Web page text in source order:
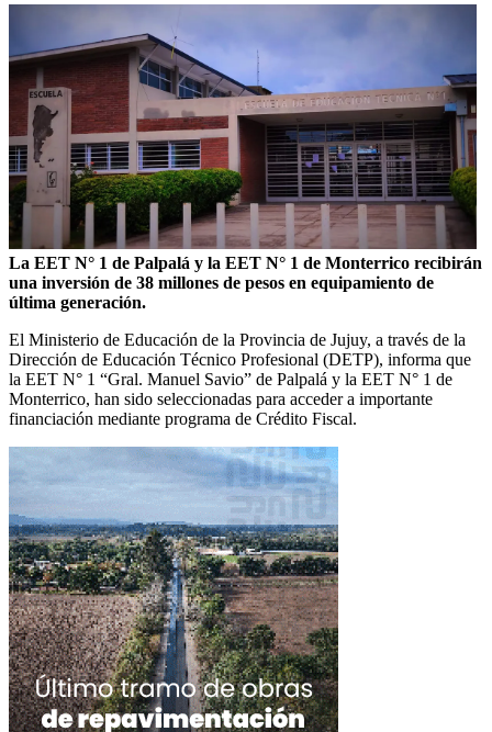
La EET N° 1 de Palpalá y la EET N° 1 de Monterrico recibirán
una inversión de 38 millones de pesos en equipamiento de
última generación.
El Ministerio de Educación de la Provincia de Jujuy, a través de la
Dirección de Educación Técnico Profesional (DETP), informa que
la EET N° 1 “Gral. Manuel Savio” de Palpalá y la EET N° 1 de
Monterrico, han sido seleccionadas para acceder a importante
financiación mediante programa de Crédito Fiscal.